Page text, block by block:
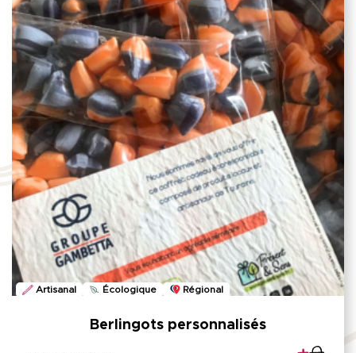
Artisanal Écologique Régional
Berlingots personnalisés